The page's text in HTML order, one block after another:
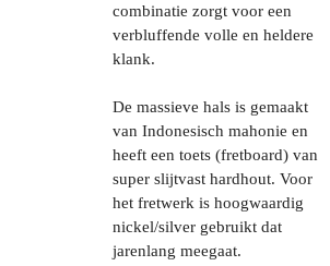
combinatie zorgt voor een
verbluffende volle en heldere
klank.
De massieve hals is gemaakt
van Indonesisch mahonie en
heeft een toets (fretboard) van
super slijtvast hardhout. Voor
het fretwerk is hoogwaardig
nickel/silver gebruikt dat
jarenlang meegaat.